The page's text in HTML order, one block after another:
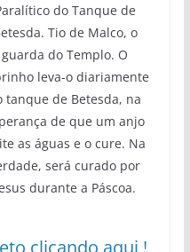
do Tanque de
Tio de Malco, o
guarda do Templo. O
leva-o diariamente
tanque de Betesda, na
de que um anjo
as águas e o cure. Na
será curado por
durante a Páscoa.
clicando aqui !